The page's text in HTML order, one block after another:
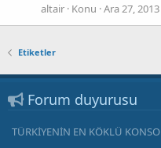
altair Konu Ara 27, 2013
Etiketler
Forum duyurusu
TÜRKİYENİN EN KÖKLÜ